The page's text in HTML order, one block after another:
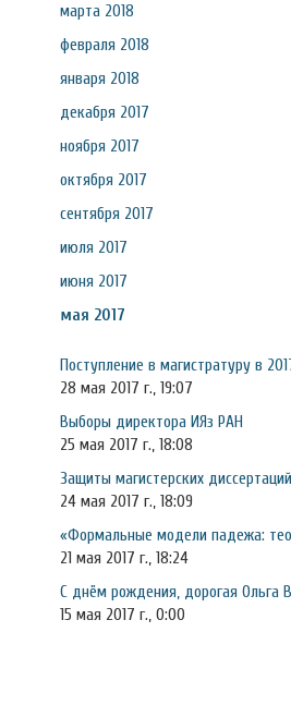
марта 2018
февраля 2018
января 2018
декабря 2017
ноября 2017
октября 2017
сентября 2017
июля 2017
июня 2017
мая 2017
Поступление в магистратуру в
28 мая 2017 г., 19:07
Выборы директора ИЯз РАН
25 мая 2017 г., 18:08
Защиты магистерских диссертаций
24 мая 2017 г., 18:09
«Формальные модели падежа:
21 мая 2017 г., 18:24
С днём рождения, дорогая Ольга
15 мая 2017 г., 0:00